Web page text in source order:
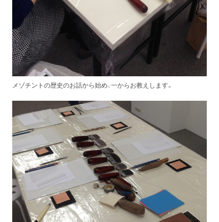
メゾチントの歴史のお話から始め、一からお教えします。